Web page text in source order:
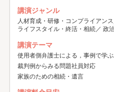
講演ジャンル
人材育成・研修・コンプライアン
ライフスタイル・終活・相続／ 政
講演テーマ
使用者側弁護士による，事例で学
裁判例からみる問題社員対応
家族のための相続・遺言